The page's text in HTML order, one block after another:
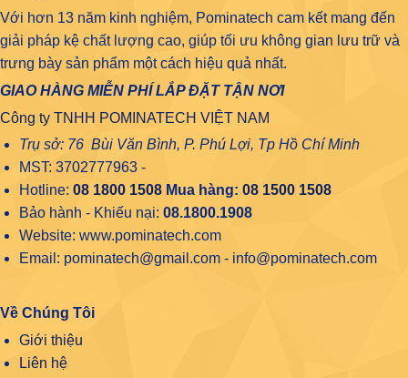
Với hơn 13 năm kinh nghiệm, Pominatech cam kết mang đến
giải pháp kệ chất lượng cao, giúp tối ưu không gian lưu trữ và
trưng bày sản phẩm một cách hiệu quả nhất.
GIAO HÀNG MIỄN PHÍ LẮP ĐẶT TẬN NƠI
Công ty TNHH POMINATECH VIỆT NAM
Trụ sở: 76 Bùi Văn Bình, P. Phú Lợi, Tp Hồ Chí Minh
MST: 3702777963 -
Hotline: 08 1800 1508Mua hàng: 08 1500 1508
Bảo hành - Khiếu nại: 08.1800.1908
Website: www.pominatech.com
Email: pominatech@gmail.com - info@pominatech.com
Về Chúng Tôi
Giới thiệu
Liên hệ